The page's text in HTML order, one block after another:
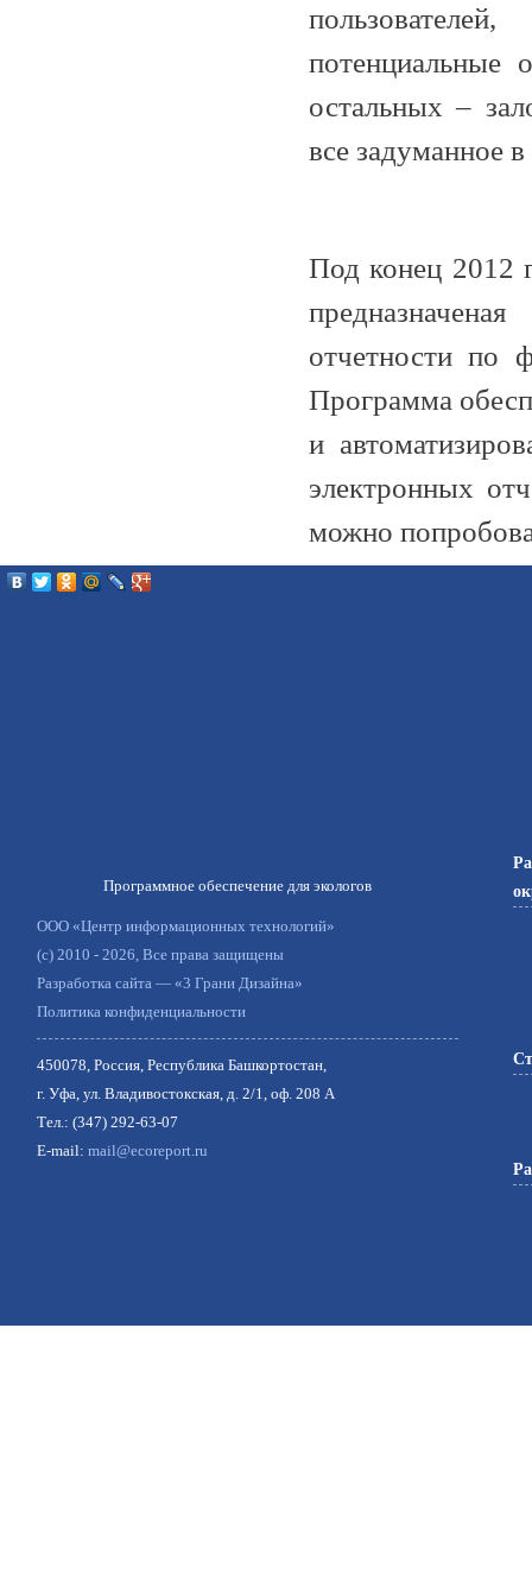
потенциальные
остальных –
все задуманное
Под конец 2012
отчетности по
Программа
и
электронных
можно
Программное обеспечение для экологов
ООО «Центр информационных технологий»
(c) 2010 - 2026, Все права защищены
Разработка сайта — «3 Грани Дизайна»
Политика конфиденциальности
450078, Россия, Республика Башкортостан,
г. Уфа, ул. Владивостокская, д. 2/1, оф. 208 A
Тел.: (347) 292-63-07
E-mail: mail@ecoreport.ru